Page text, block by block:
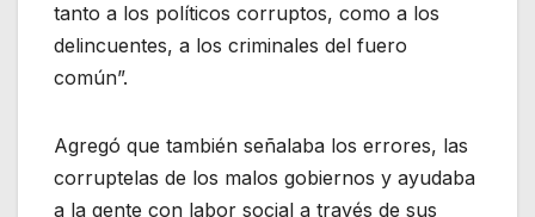
tanto a los políticos corruptos, como a los
delincuentes, a los criminales del fuero
común”.
Agregó que también señalaba los errores, las
corruptelas de los malos gobiernos y ayudaba
a la gente con labor social a través de sus